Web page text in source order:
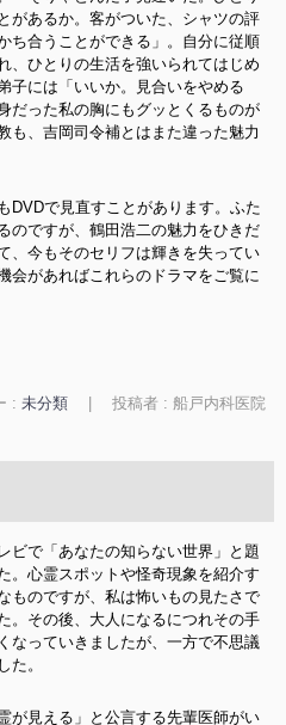
があるか。客がついた、シャツの評
ち合うことができる」。自分に従順
、ひとりの生活を強いられてはじめ
子には「いいか。見合いをやめる
だった私の胸にもグッとくるものが
も、吉岡司令補とはまた違った魅力
DVDで見直すことがあります。ふた
のですが、鶴田浩二の魅力をひきだ
、今もそのセリフは輝きを失ってい
会があればこれらのドラマをご覧に
: 未分類
投稿者 : 船戸内科医院
ビで「あなたの知らない世界」と題
。心霊スポットや怪奇現象を紹介す
ものですが、私は怖いもの見たさで
。その後、大人になるにつれその手
なっていきましたが、一方で不思議
た。
が見える」と公言する先輩医師がい